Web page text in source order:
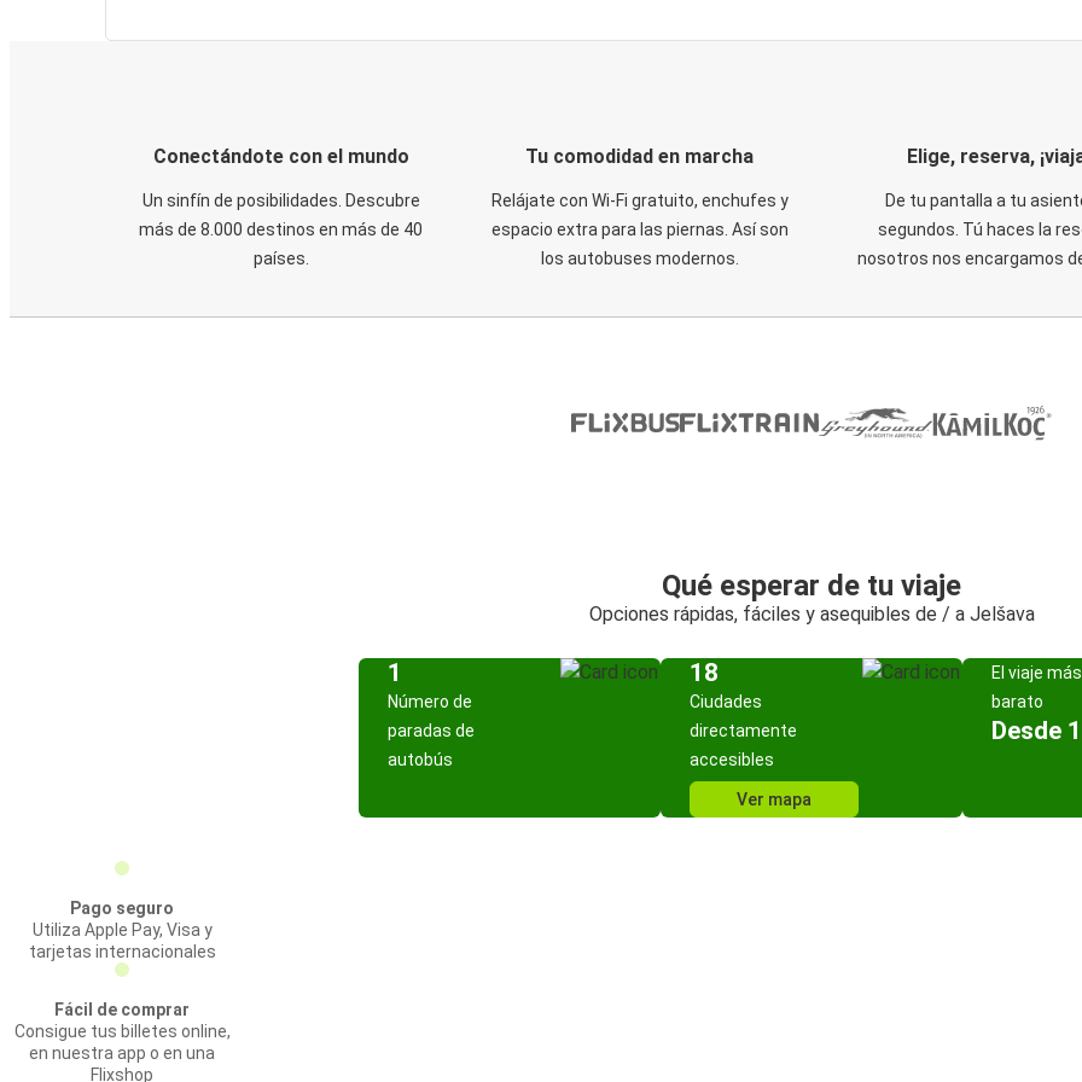
Conectándote con el mundo
Un sinfín de posibilidades. Descubre
más de 8.000 destinos en más de 40
países.
Tu comodidad en marcha
Relájate con Wi-Fi gratuito, enchufes y
espacio extra para las piernas. Así son
los autobuses modernos.
Elige, reserva,
De tu pantalla a tu
segundos. Tú haces la
nosotros nos encargamos
Qué esperar de tu viaje
Opciones rápidas, fáciles y asequibles de / a Jelšava
1
Número de
paradas de
autobús
18
Ciudades
directamente
accesibles
Ver mapa
El viaje más
barato
Desde
Pago seguro
Utiliza Apple Pay, Visa y
tarjetas internacionales
Fácil de comprar
Consigue tus billetes online,
en nuestra app o en una
Flixshop